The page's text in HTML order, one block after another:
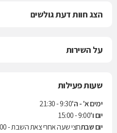
הצג חוות דעת גולשים
על השירות
שעות פעילות
ימים א' - ה'9:30 - 21:30
יום ו'9:00 - 15:00
יום שבתחצי שעה אחרי צאת השבת - 23:00